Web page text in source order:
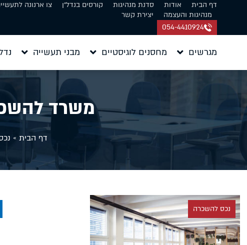
דף הבית אודות סדנת מנהיגות קורסים בנדל״ן צו ארנונה
מנהיגות והעצמה
יצירת קשר
054-4410924
מגרשים מחסנים לוגיסטיים מבני תעשייה
משרד להשכרה 410 מר
דף הבית »
נכס להשכרה